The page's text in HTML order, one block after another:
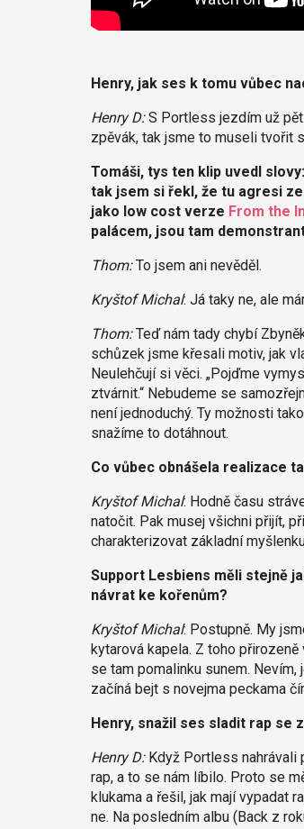
Henry, jak ses k tomu vůbec
Henry D:S Portless jezdím už pět
zpěvák, tak jsme to museli tvořit
Tomáši, tys ten klip uvedl
tak jsem si řekl, že tu agresi ze
jako low cost verze From the
palácem, jsou tam
Thom:To jsem ani nevěděl.
Kryštof Michal: Já taky ne, ale
Thom:Teď nám tady chybí
schůzek jsme křesali motiv, jak
Neulehčují si věci. „Pojďme
ztvárnit.“ Nebudeme se
není jednoduchý. Ty možnosti
snažíme to dotáhnout.
Co vůbec obnášela realizace
Kryštof Michal: Hodně času
natočit. Pak musej všichni přijít,
charakterizovat základní
Support Lesbiens měli stejně
návrat ke kořenům?
Kryštof Michal: Postupně. My
kytarová kapela. Z toho
se tam pomalinku sunem.
začíná bejt s novejma peckama
Henry, snažil ses sladit rap se
Henry D:Když Portless nahrávali
rap, a to se nám líbilo. Proto se
klukama a řešil, jak mají vypadat
ne. Na posledním albu (Back z